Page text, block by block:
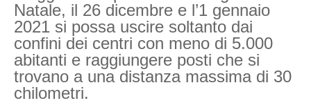
Natale, il 26 dicembre e l’1 gennaio
2021 si possa uscire soltanto dai
confini dei centri con meno di 5.000
abitanti e raggiungere posti che si
trovano a una distanza massima di 30
chilometri.